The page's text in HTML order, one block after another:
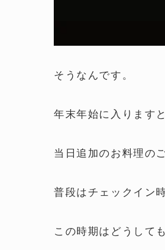
そうなんです。
年末年始に入ります
当日追加のお料理の
普段はチェックイン
この時期はどうして